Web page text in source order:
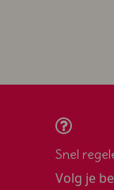
Snel
Volg je